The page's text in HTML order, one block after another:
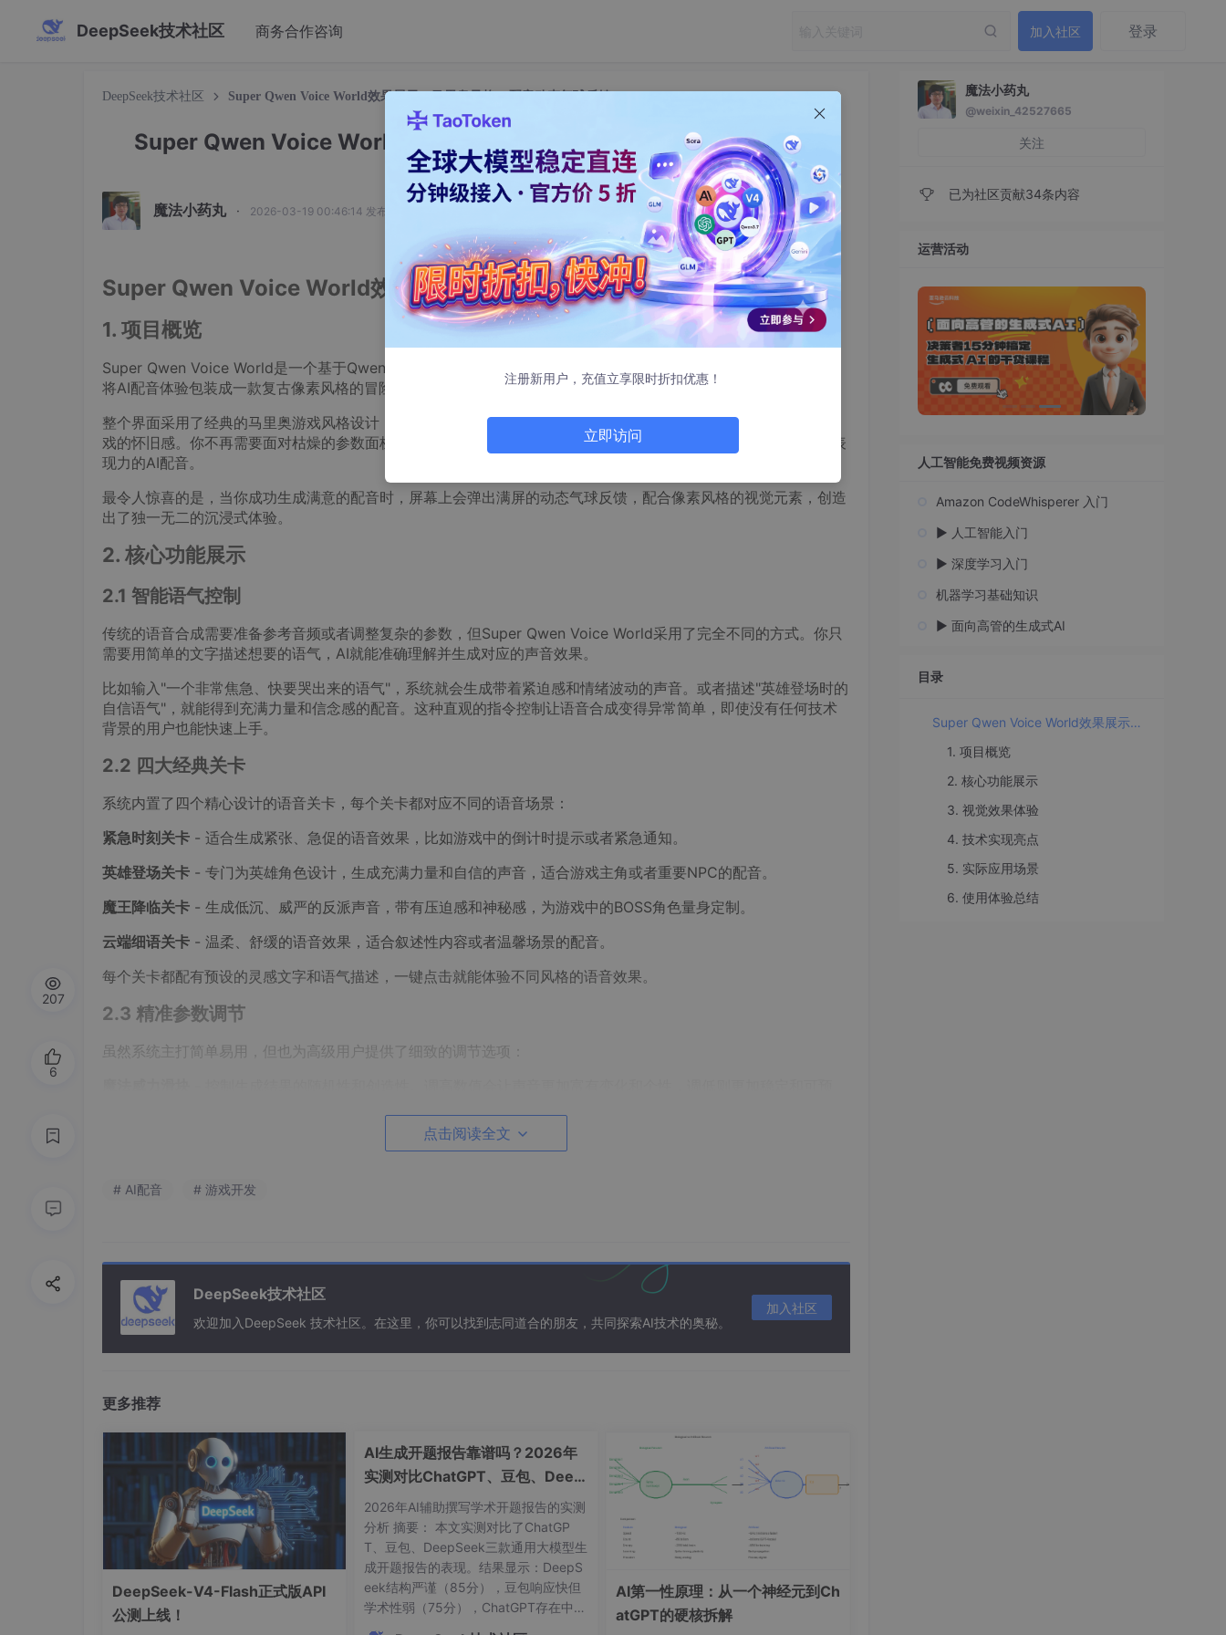
DeepSeek技术社区 商务合作咨询 加入社区 登录
DeepSeek技术社区 Super Qwen Voice World效果展示：马里奥风格AI配音动态气球反馈
Super Qwen Voice World效果展示：马里奥风格AI配音动态气球反馈
魔法小药丸 · 2026-03-19 00:46:14 发布
Super Qwen Voice World效果展示：马里奥风格AI配音动态气球反馈
1. 项目概览
Super Qwen Voice World是一个基于Qwen3-TTS语音合成技术打造的创意语音设计平台。这个项目最大的特色是
将AI配音体验包装成一款复古像素风格的冒险游戏，让声音创作变得像玩游戏一样有趣。
整个界面采用了经典的马里奥游戏风格设计，从绿色的管道输入框到跳跃的砖块动画，每一个细节都充满了8-bit游
戏的怀旧感。你不再需要面对枯燥的参数面板，而是像在游戏世界中闯关一样，通过简单的操作就能生成各种富有表
现力的AI配音。
最令人惊喜的是，当你成功生成满意的配音时，屏幕上会弹出满屏的动态气球反馈，配合像素风格的视觉元素，创造
出了独一无二的沉浸式体验。
2. 核心功能展示
2.1 智能语气控制
传统的语音合成需要准备参考音频或者调整复杂的参数，但Super Qwen Voice World采用了完全不同的方式。你只
需要用简单的文字描述想要的语气，AI就能准确理解并生成对应的声音效果。
比如输入"一个非常焦急、快要哭出来的语气"，系统就会生成带着紧迫感和情绪波动的声音。或者描述"英雄登场时的
自信语气"，就能得到充满力量和信念感的配音。这种直观的指令控制让语音合成变得异常简单，即使没有任何技术
背景的用户也能快速上手。
2.2 四大经典关卡
系统内置了四个精心设计的语音关卡，每个关卡都对应不同的语音场景：
紧急时刻关卡 - 适合生成紧张、急促的语音效果，比如游戏中的倒计时提示或者紧急通知。
英雄登场关卡 - 专门为英雄角色设计，生成充满力量和自信的声音，适合游戏主角或者重要NPC的配音。
魔王降临关卡 - 生成低沉、威严的反派声音，带有压迫感和神秘感，为游戏中的BOSS角色量身定制。
云端细语关卡 - 温柔、舒缓的语音效果，适合叙述性内容或者温馨场景的配音。
每个关卡都配有预设的灵感文字和语气描述，一键点击就能体验不同风格的语音效果。
2.3 精准参数调节
虽然系统主打简单易用，但也为高级用户提供了细致的调节选项：
- 影响语音的稳定性和一致性。较高的数值会让发音更加准确清晰，适合需要精确表达的场合。
整个界面的视觉设计堪称一绝，完美复刻了经典像素游戏的风格：
顶部的HUD界面实时显示着"玩家状态"、"金币数量"和"关卡进度"，仿佛真的在玩一款游戏。台词输入区被设计成绿
所有的文字都使用了像素风格的"站酷快乐体"，彻底告别了千篇一律的系统字体。
3.2 动态反馈系统
最让人惊喜的是成功生成语音后的反馈效果。当AI合成出满意的配音时，屏幕上会弹出满屏的彩色气球，这些气球缓
缓上升，配合着像素风格的动画效果，创造了极强的成就感和愉悦感。
这种设计不仅仅是为了好看，更重要的是提供了即时的正向反馈。每次成功的语音生成都像通关了一个游戏关卡，让
用户愿意不断尝试和探索更多的语音可能性。
3.3 响应式交互设计
整个界面的交互设计都遵循了游戏化的逻辑：
点击阅读全文
# AI配音 # 游戏开发
DeepSeek技术社区
欢迎加入DeepSeek 技术社区。在这里，你可以找到志同道合的朋友，共同探索AI技术的奥秘。
加入社区
更多推荐
DeepSeek-V4-Flash正式版API
公测上线！
AI生成开题报告靠谱吗？2026年
实测对比ChatGPT、豆包、Deep
Seek质量差距
2026年AI辅助撰写学术开题报告的实测
分析 摘要： 本文实测对比了ChatGP
T、豆包、DeepSeek三款通用大模型生
成开题报告的表现。结果显示：DeepS
eek结构严谨（85分），豆包响应快但
学术性弱（75分），ChatGPT存在中文
AI第一性原理：从一个神经元到Ch
atGPT的硬核拆解
207
6
魔法小药丸
@weixin_42527665
关注
已为社区贡献34条内容
运营活动
人工智能免费视频资源
Amazon CodeWhisperer 入门
▶️ 人工智能入门
▶️ 深度学习入门
机器学习基础知识
▶️ 面向高管的生成式AI
目录
Super Qwen Voice World效果展示：马里奥风格AI配音动态气球反馈
1. 项目概览
2. 核心功能展示
3. 视觉效果体验
4. 技术实现亮点
5. 实际应用场景
6. 使用体验总结
注册新用户，充值立享限时折扣优惠！
立即访问